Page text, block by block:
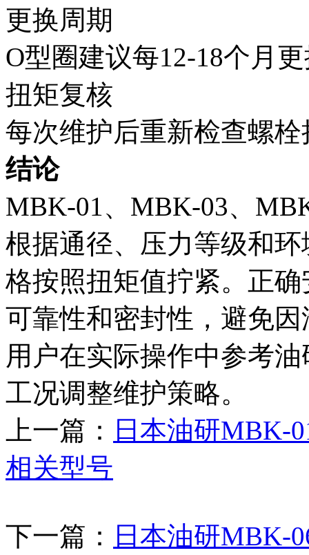
更换周期
O型圈建议每12-18个月
扭矩复核
每次维护后重新检查螺
结论
MBK-01、MBK-03、
根据通径、压力等级和
格按照扭矩值拧紧。正
可靠性和密封性，避免
用户在实际操作中参考
工况调整维护策略。
上一篇：
日本油研MBK-
相关型号
下一篇：
日本油研MBK-